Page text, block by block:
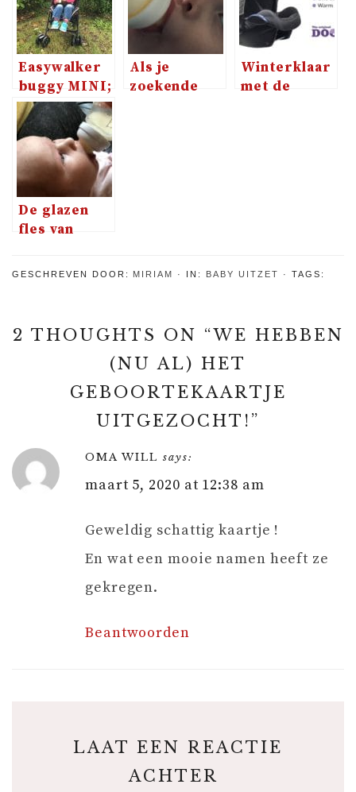
Easywalker
buggy MINI;
volgens
consumentenbond
de Rolls
Royce onder
de buggy’s
en als beste
getest
Als je
zoekende
Winterklaar
met de
De glazen
fles van
teveel van
GESCHREVEN DOOR: MIRIAM IN: BABY UITZET TAGS:
2 THOUGHTS ON “WE HEBBEN
(NU AL) HET
GEBOORTEKAARTJE
UITGEZOCHT! ”
OMA WILL says:
maart 5, 2020 at 12:38 am
Geweldig schattig kaartje !
En wat een mooie namen heeft ze
gekregen.
Beantwoorden
LAAT EEN REACTIE
ACHTER